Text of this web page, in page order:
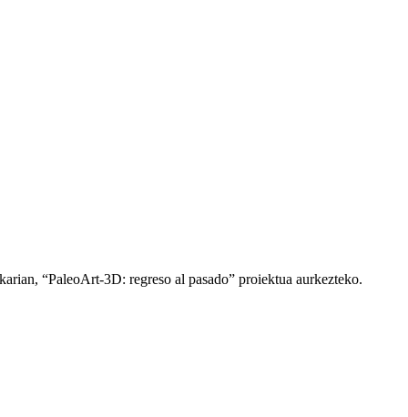
“PaleoArt-3D: regreso al pasado” proiektua aurkezteko.